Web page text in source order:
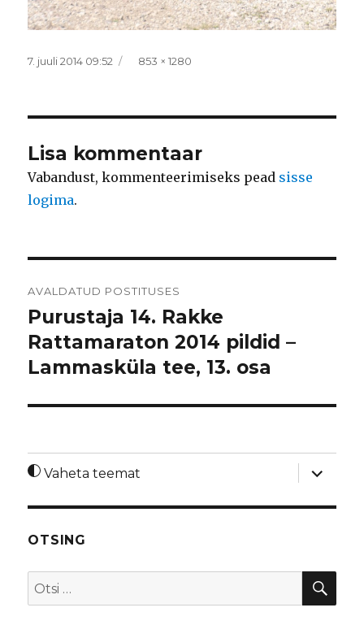
Postitatud
7. juuli 2014 09:52 Täissuurus
853 × 1280
Lisa kommentaar
Vabandust, kommenteerimiseks pead sisse
logima.
AVALDATUD POSTITUSES
Purustaja 14. Rakke
Rattamaraton 2014 pildid –
Lammasküla tee, 13. osa
Vaheta teemat
laienda
OTSING
Otsi: